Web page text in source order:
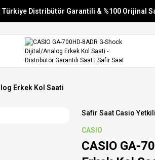
Türkiye Distribütör Garantili & %100 Orijinal
Vade Farksız 6 Taksit
Aynı Gün Stoktan Gönderim
Erkek Kol Saati
Safir Saat Casio Yetkili
CASIO
CASIO GA-